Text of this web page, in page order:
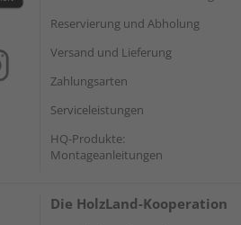
Reservierung und Abholung
Versand und Lieferung
Zahlungsarten
Serviceleistungen
HQ-Produkte:
Montageanleitungen
Die HolzLand-Kooperation